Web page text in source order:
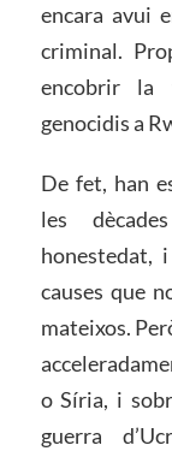
encara avui
criminal.
encobrir la
genocidis a
De fet, han
les
causes que
mateixos.
o Síria, i
guerra